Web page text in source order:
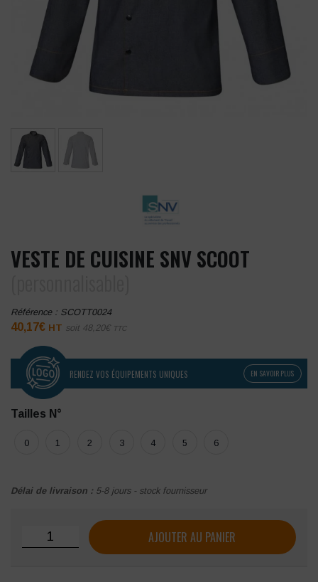
VESTE DE CUISINE SNV SCOOT
Référence : SCOTT0024
40,17€ HT soit 48,20€ TTC
RENDEZ VOS ÉQUIPEMENTS UNIQUES EN SAVOIR PLUS
Tailles N°
0 1 2 3 4 5 6
Délai de livraison : 5-8 jours - stock fournisseur
quantité de Veste de cuisine SNV SCOOT
AJOUTER AU PANIER